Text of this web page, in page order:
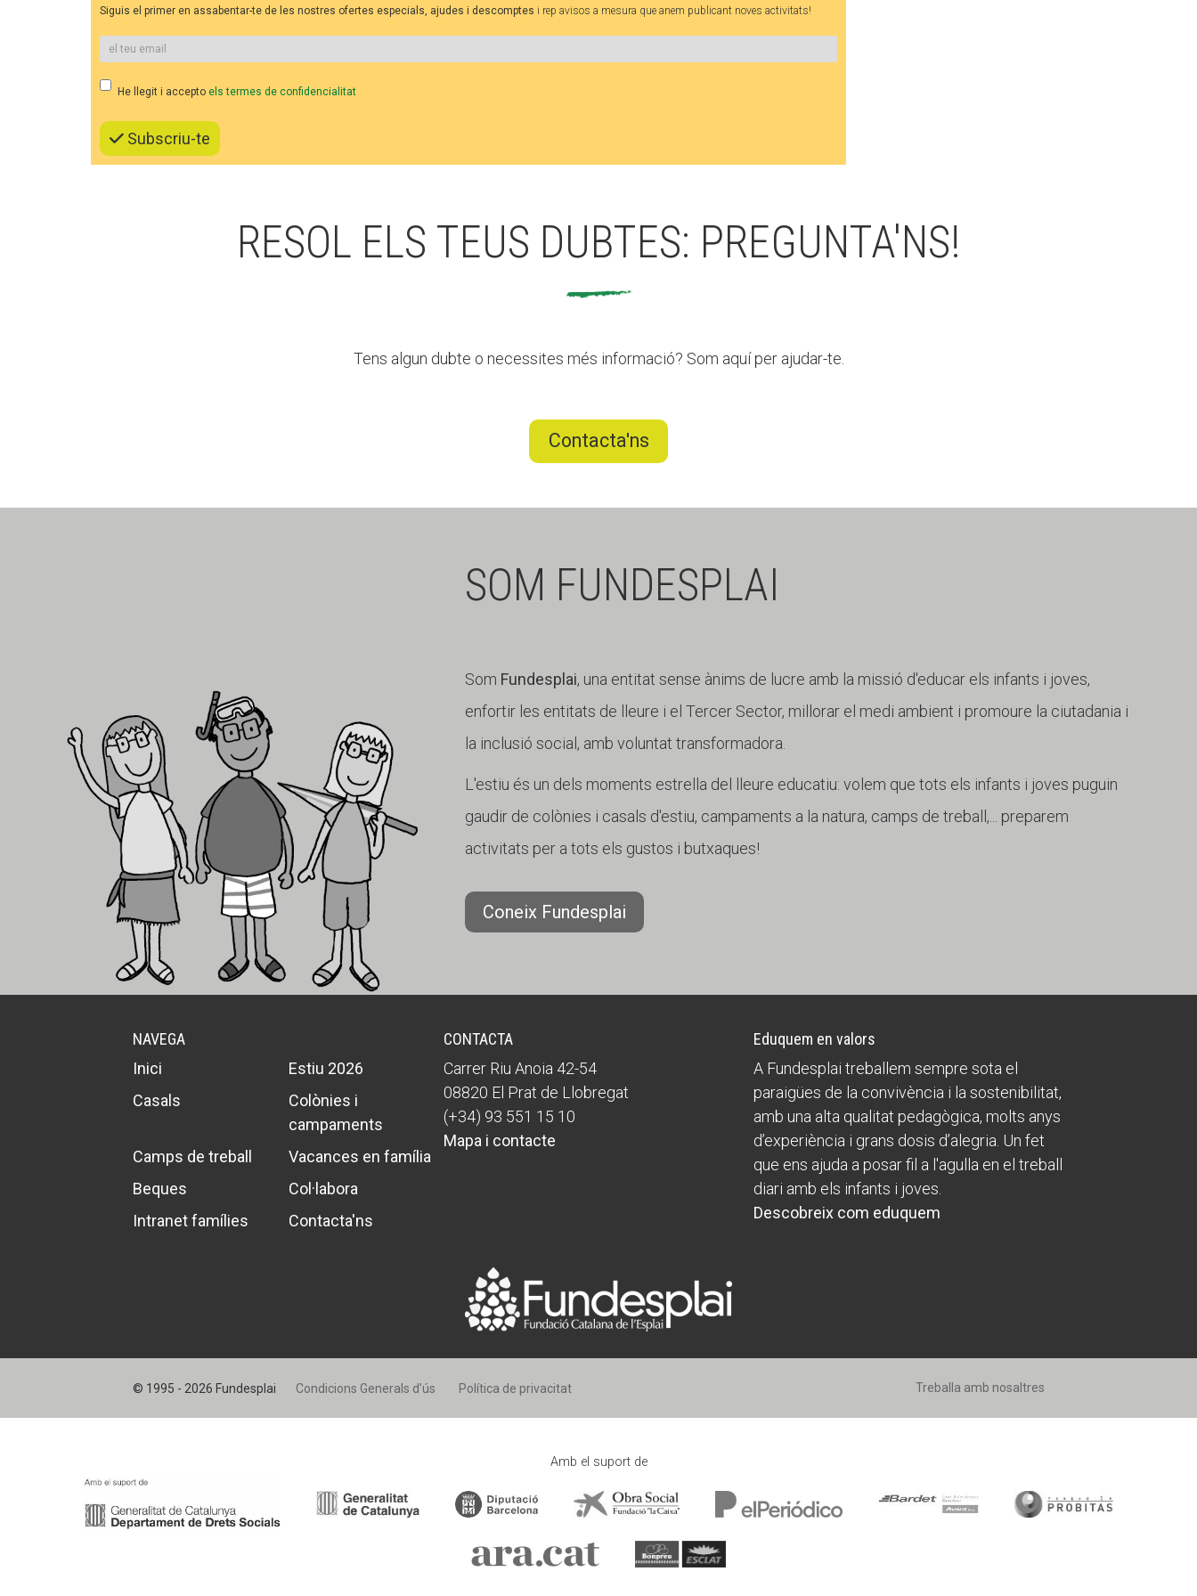
Siguis el primer en assabentar-te de les nostres ofertes especials, ajudes i descomptes i rep avisos a mesura que anem publicant noves activitats!
He llegit i accepto els termes de confidencialitat
Subscriu-te
RESOL ELS TEUS DUBTES: PREGUNTA'NS!
Tens algun dubte o necessites més informació? Som aquí per ajudar-te.
Contacta'ns
SOM FUNDESPLAI
Som Fundesplai, una entitat sense ànims de lucre amb la missió d'educar els infants i joves,
enfortir les entitats de lleure i el Tercer Sector, millorar el medi ambient i promoure la ciutadania i
la inclusió social, amb voluntat transformadora.
L'estiu és un dels moments estrella del lleure educatiu: volem que tots els infants i joves puguin
gaudir de colònies i casals d'estiu, campaments a la natura, camps de treball,... preparem
activitats per a tots els gustos i butxaques!
Coneix Fundesplai
NAVEGA
Inici
Estiu 2026
Casals
Colònies i
campaments
Camps de treball
Vacances en família
Beques
Col·labora
Intranet famílies
Contacta'ns
CONTACTA
Carrer Riu Anoia 42-54
08820 El Prat de Llobregat
(+34) 93 551 15 10
Mapa i contacte
Eduquem en valors
A Fundesplai treballem sempre sota el
paraigües de la convivència i la sostenibilitat,
amb una alta qualitat pedagògica, molts anys
d’experiència i grans dosis d’alegria. Un fet
que ens ajuda a posar fil a l'agulla en el treball
diari amb els infants i joves.
Descobreix com eduquem
© 1995 - 2026 Fundesplai Condicions Generals d’ús Política de privacitat Treballa amb nosaltres
Amb el suport de
L'equip
Proposta educativa
Butlletins